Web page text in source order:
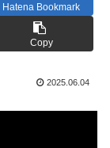
Hatena Bookmark
Copy
2025.06.04